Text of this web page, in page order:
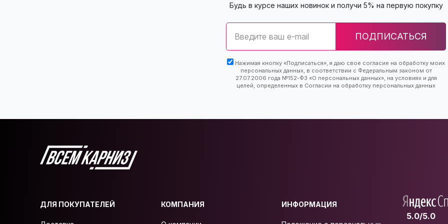
Будь в курсе наших новинок и получи 5% на первую покупку
Email
ПОДПИСАТЬСЯ
Нажимая кнопку «Подписаться», я даю свое согласие на обработку моих
персональных данных, в соответствии с Федеральным законом от
27.07.2006 года №152-ФЗ «О персональных данных», на условиях и для
целей, определенных в Согласии на обработку персональных данных
ДЛЯ ПОКУПАТЕЛЕЙ КОМПАНИЯ ИНФОРМАЦИЯ
5.0/5.0